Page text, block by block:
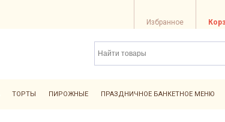
Избранное
ТОРТЫ ПИРОЖНЫЕ ПРАЗДНИЧНОЕ БАНКЕТНОЕ МЕНЮ